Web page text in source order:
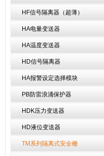
HF信号隔离器（超薄）
HA电量变送器
HA温度变送器
HD信号隔离器
HA报警设定选择模块
PB防雷浪涌保护器
HDK压力变送器
HD液位变送器
TM系列隔离式安全栅